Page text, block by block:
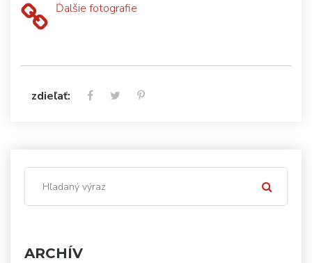
Ďalšie fotografie
zdieľať:
ARCHÍV